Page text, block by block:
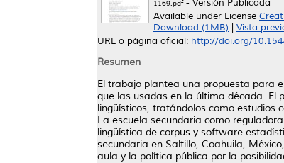
1169.pdf- Versión Publicada
Available under License
Download (1MB)
Vista
URL o página oficial: http://doi.org/
Resumen
El trabajo plantea una propuesta para
que las usadas en la última década. El
lingüísticos, tratándolos como estudios
La escuela secundaria como
lingüística de corpus y software
secundaria en Saltillo, Coahuila,
aula y la política pública por la